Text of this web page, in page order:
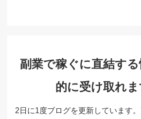
副業で稼ぐに直結す
的に受け取れま
2日に1度ブログを更新しています